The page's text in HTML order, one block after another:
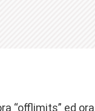
“offlimits” ed ora